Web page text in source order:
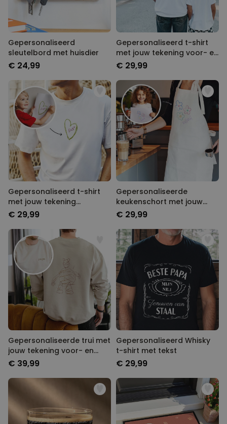
Gepersonaliseerd
sleutelbord met huisdier
€ 24,99
Gepersonaliseerd t-shirt
met jouw tekening voor- en
achterkant
€ 29,99
Gepersonaliseerd t-shirt
met jouw tekening
voorkant
€ 29,99
Gepersonaliseerde
keukenschort met jouw
tekening
€ 29,99
Gepersonaliseerde trui met
jouw tekening voor- en
achterkant
€ 39,99
Gepersonaliseerd Whisky
t-shirt met tekst
€ 29,99